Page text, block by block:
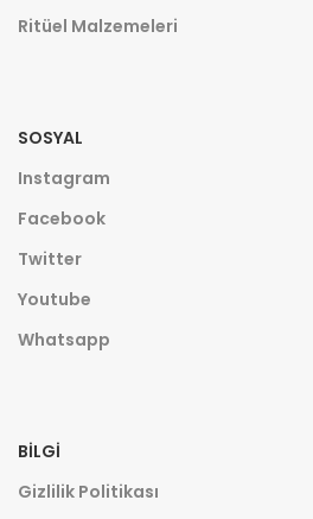
Ritüel Malzemeleri
SOSYAL
Instagram
Facebook
Twitter
Youtube
Whatsapp
BILGI
Gizlilik Politikası